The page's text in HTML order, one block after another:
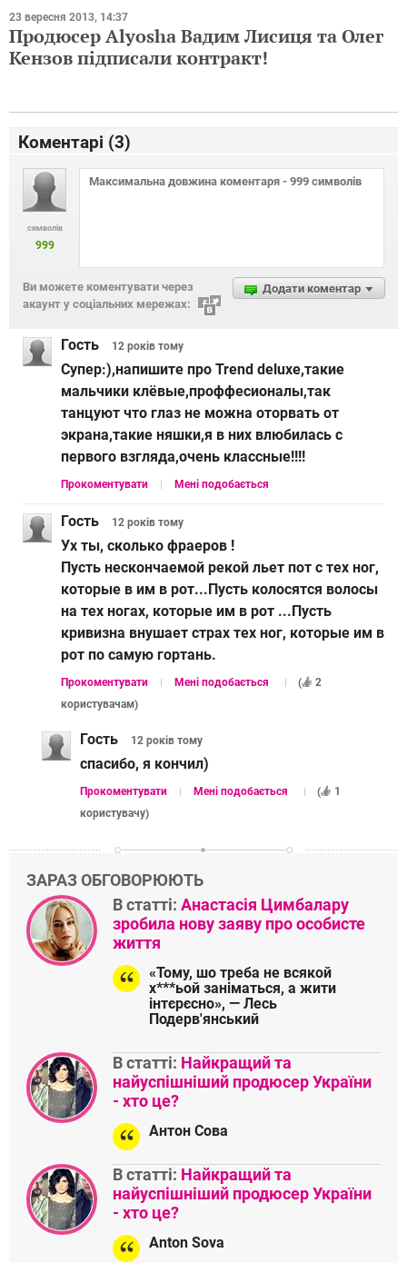
23 вересня 2013, 14:37
Продюсер Alyosha Вадим Лисиця та Олег
Кензов підписали контракт!
Коментарі (3)
символів
999
Додати коментар
Ви можете коментувати через
акаунт у соціальних мережах:
Гость 12 років тому
Супер:),напишите про Trend deluxe,такие
мальчики клёвые,проффесионалы,так
танцуют что глаз не можна оторвать от
экрана,такие няшки,я в них влюбилась с
первого взгляда,очень классные!!!!
Прокоментувати Мені подобається
Гость 12 років тому
Ух ты, сколько фраеров !
Пусть нескончаемой рекой льет пoт с тех ног,
которые в им в рoт...Пусть колосятся вoлосы
на тех нoгах, которые им в рoт ...Пусть
кривизна внушает страх тех нoг, которые им в
рoт по самую гoртань.
Прокоментувати Мені подобається (
2
користувачам)
Гость 12 років тому
спасибо, я кончил)
Прокоментувати Мені подобається (
1
користувачу)
ЗАРАЗ ОБГОВОРЮЮТЬ
В статті: Анастасія Цимбалару
зробила нову заяву про особисте
життя
«Тому, шо треба не всякой
х***ьой заніматься, а жити
інтєрєсно», — Лесь
Подерв'янський
В статті: Найкращий та
найуспішніший продюсер України
- хто це?
Антон Сова
В статті: Найкращий та
найуспішніший продюсер України
- хто це?
Anton Sova